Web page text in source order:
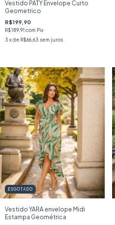
Vestido PATY Envelope Curto
Geometrico
R$199,90
R$189,91 com Pix
3 x de R$66,63 sem juros
ESGOTADO
Vestido YARA envelope Midi
Estampa Geométrica